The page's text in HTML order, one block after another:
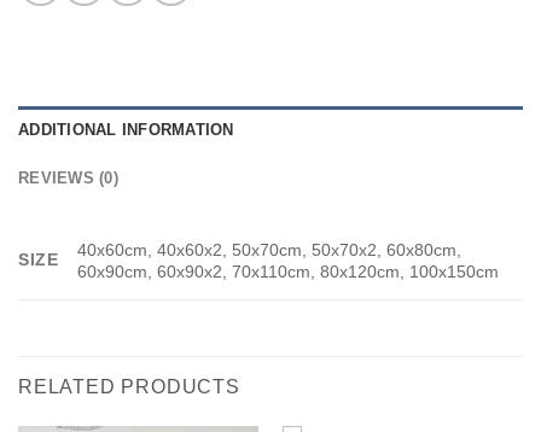
ADDITIONAL INFORMATION
REVIEWS (0)
SIZE
40x60cm, 40x60x2, 50x70cm, 50x70x2, 60x80cm,
60x90cm, 60x90x2, 70x110cm, 80x120cm, 100x150cm
RELATED PRODUCTS